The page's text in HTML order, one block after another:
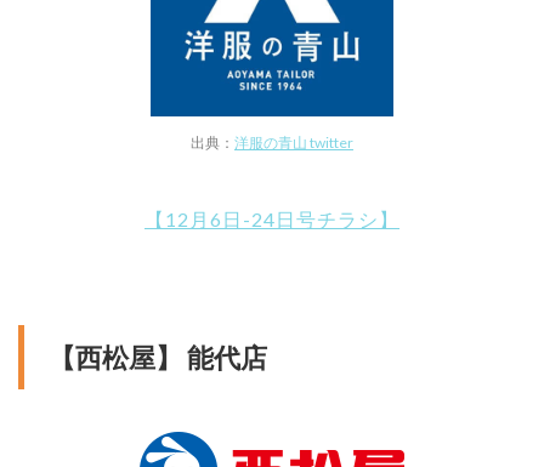
出典： 洋服の青山 twitter
【12月6日-24日号チラシ】
【西松屋】 能代店